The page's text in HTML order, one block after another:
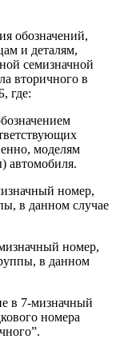
обозначений,
и деталям,
семизначной
вторичного в
где:
моделям
автомобиля.
номер,
в данном случае
номер,
в данном
в 7-мизначный
номера